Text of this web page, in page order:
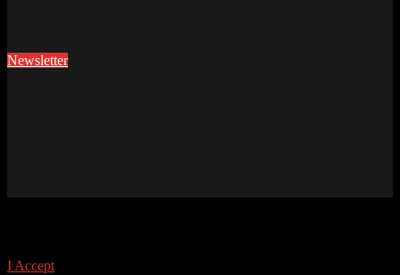
Newsletter
I Accept